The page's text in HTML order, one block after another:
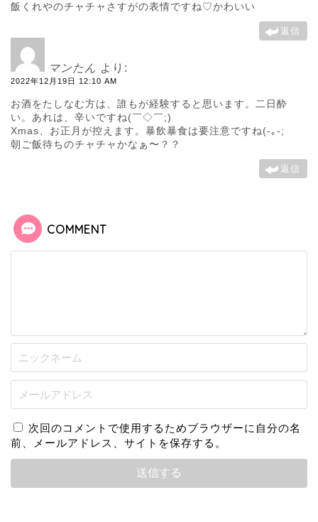
飯くれやのチャチャさすがの表情ですね♡かわいい
返信
マンたん より:
2022年12月19日 12:10 AM
お酒をたしなむ方は、誰もが経験すると思います。二日酔
い。あれは、辛いですね(￣◇￣;)
Xmas、お正月が控えます。暴飲暴食は要注意ですね(-｡-;
朝ご飯待ちのチャチャかなぁ〜？？
返信
COMMENT
次回のコメントで使用するためブラウザーに自分の名
前、メールアドレス、サイトを保存する。